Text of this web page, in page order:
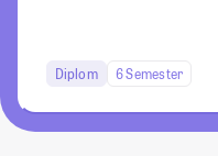
Diplom 6 Semester